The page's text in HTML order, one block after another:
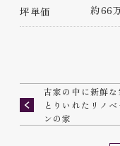
坪単価 約66
古家の中に新鮮な
とりいれたリノベ
ンの家